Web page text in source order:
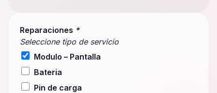
Reparaciones *
Seleccione tipo de servicio
Modulo – Pantalla
Bateria
Pin de carga